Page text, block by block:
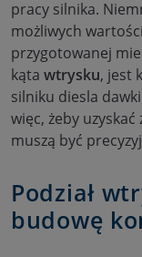
pracy silnika.
możliwych wartości
przygotowanej
kąta wtrysku, jest
silniku diesla
więc, żeby
muszą być
Podział
budowę